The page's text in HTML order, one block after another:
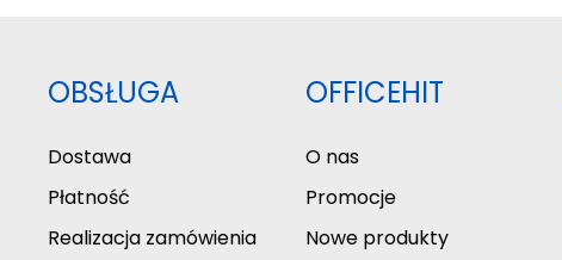
OBSŁUGA
Dostawa
Płatność
Realizacja zamówienia
OFFICEHIT
O nas
Promocje
Nowe produkty